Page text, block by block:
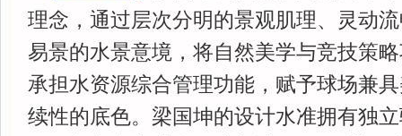
理念，通过层次分明的景观肌理、灵动
易景的水景意境，将自然美学与竞技策
承担水资源综合管理功能，赋予球场兼
续性的底色。梁国坤的设计水准拥有独